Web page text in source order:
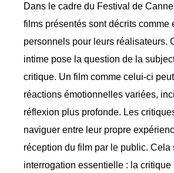
Dans le cadre du Festival de
films présentés sont décrits comme
personnels pour leurs réalisateurs.
intime pose la question de la
critique. Un film comme celui-ci
réactions émotionnelles variées,
réflexion plus profonde. Les
naviguer entre leur propre
réception du film par le public. Cela
interrogation essentielle : la critique